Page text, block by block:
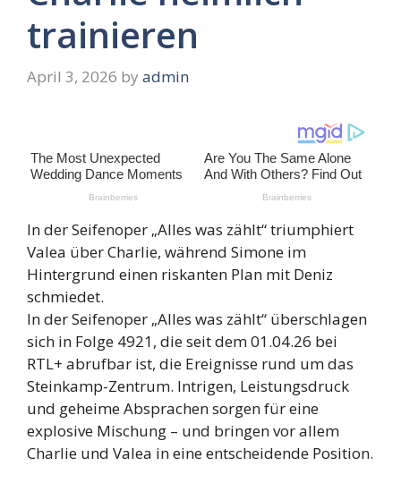
trainieren
April 3, 2026 by admin
In der Seifenoper „Alles was zählt“ triumphiert
Valea über Charlie, während Simone im
Hintergrund einen riskanten Plan mit Deniz
schmiedet.
In der Seifenoper „Alles was zählt“ überschlagen
sich in Folge 4921, die seit dem 01.04.26 bei
RTL+ abrufbar ist, die Ereignisse rund um das
Steinkamp-Zentrum. Intrigen, Leistungsdruck
und geheime Absprachen sorgen für eine
explosive Mischung – und bringen vor allem
Charlie und Valea in eine entscheidende Position.